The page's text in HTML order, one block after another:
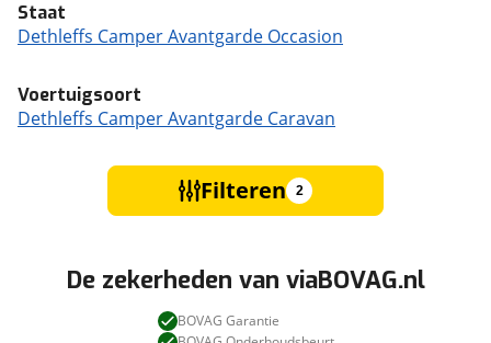
Staat
Dethleffs Camper Avantgarde Occasion
Voertuigsoort
Dethleffs Camper Avantgarde Caravan
Filteren 2
De zekerheden van viaBOVAG.nl
BOVAG Garantie